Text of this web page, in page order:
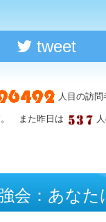
tweet
人目の訪
。 また昨日は
会：あな